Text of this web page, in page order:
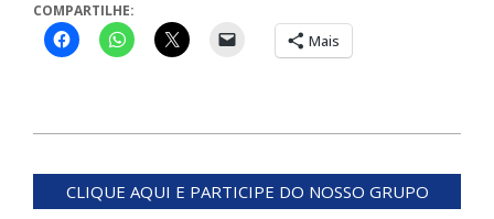
COMPARTILHE:
Mais
07-
CLIQUE AQUI E PARTICIPE DO NOSSO GRUPO